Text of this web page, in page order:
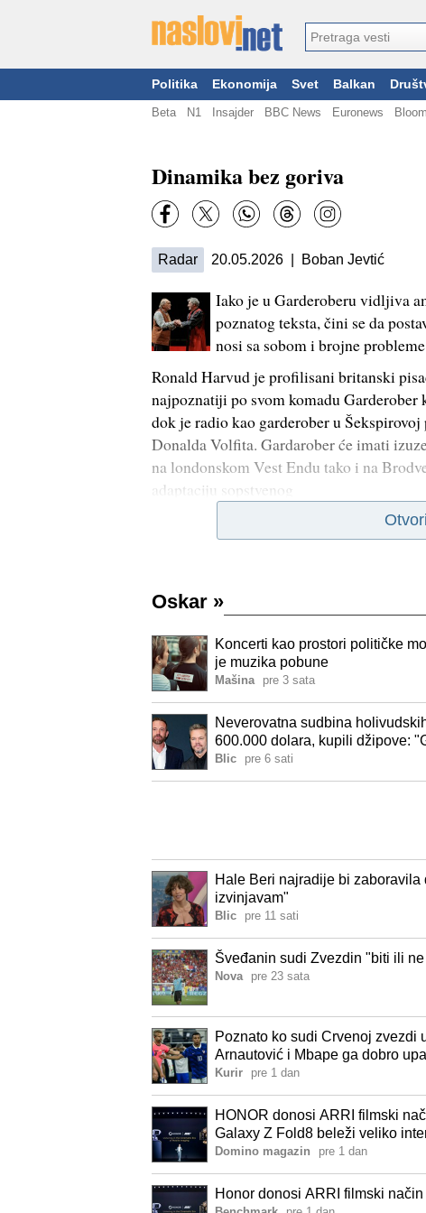
Politika Ekonomija Svet Balkan
Beta N1 Insajder BBC News Euronews
Dinamika bez goriva
Radar 20.05.2026 | Boban Jevtić
Iako je u Garderoberu vidljiva
poznatog teksta, čini se da
nosi sa sobom i brojne probleme
Ronald Harvud je profilisani britanski
najpoznatiji po svom komadu
dok je radio kao garderober u
Donalda Volfita. Gardarober će imati
na londonskom Vest Endu tako i na
adaptaciju sopstvenog
Oskar »
Koncerti kao prostori političke
je muzika pobune
Mašina pre 3 sata
Neverovatna sudbina
600.000 dolara, kupili džipove:
novca"
Blic pre 6 sati
Hale Beri najradije bi
izvinjavam"
Blic pre 11 sati
Šveđanin sudi Zvezdin "biti ili
Nova pre 23 sata
Poznato ko sudi Crvenoj zvezdi
Arnautović i Mbape ga dobro
Kurir pre 1 dan
HONOR donosi ARRI filmski
Galaxy Z Fold8 beleži veliko
Pixel 11 Fold Slušalice koje
Domino magazin pre 1 dan
Honor donosi ARRI filmski